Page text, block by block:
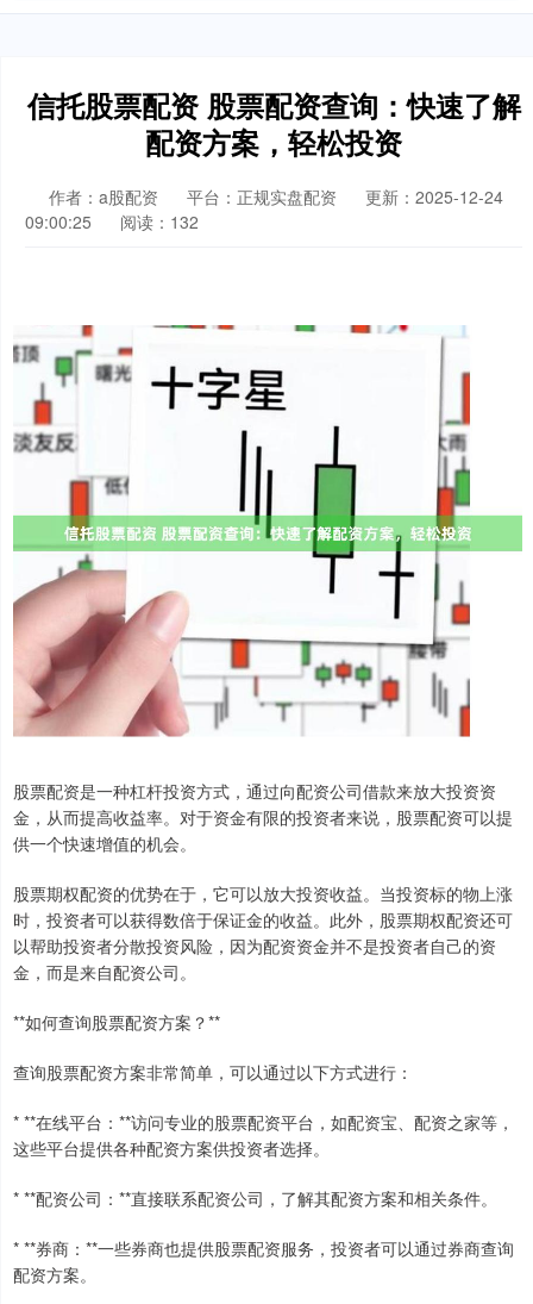
信托股票配资 股票配资查询：快速了解
配资方案，轻松投资
作者：a股配资 平台：正规实盘配资
更新：2025-12-24
09:00:25
阅读：132
股票配资是一种杠杆投资方式，通过向配资公司借款来放大投资资
金，从而提高收益率。对于资金有限的投资者来说，股票配资可以提
供一个快速增值的机会。
股票期权配资的优势在于，它可以放大投资收益。当投资标的物上涨
时，投资者可以获得数倍于保证金的收益。此外，股票期权配资还可
以帮助投资者分散投资风险，因为配资资金并不是投资者自己的资
金，而是来自配资公司。
**如何查询股票配资方案？**
查询股票配资方案非常简单，可以通过以下方式进行：
* **在线平台：**访问专业的股票配资平台，如配资宝、配资之家等，
这些平台提供各种配资方案供投资者选择。
* **配资公司：**直接联系配资公司，了解其配资方案和相关条件。
* **券商：**一些券商也提供股票配资服务，投资者可以通过券商查询
配资方案。